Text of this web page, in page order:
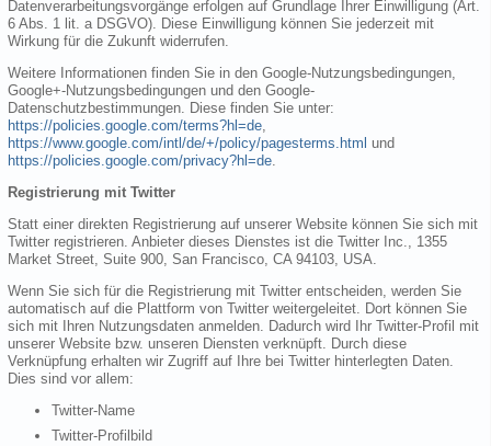
Datenverarbeitungsvorgänge erfolgen auf Grundlage Ihrer Einwilligung (Art.
6 Abs. 1 lit. a DSGVO). Diese Einwilligung können Sie jederzeit mit
Wirkung für die Zukunft widerrufen.
Weitere Informationen finden Sie in den Google-Nutzungsbedingungen,
Google+-Nutzungsbedingungen und den Google-
Datenschutzbestimmungen. Diese finden Sie unter:
https://policies.google.com/terms?hl=de,
https://www.google.com/intl/de/+/policy/pagesterms.html und
https://policies.google.com/privacy?hl=de.
Registrierung mit Twitter
Statt einer direkten Registrierung auf unserer Website können Sie sich mit
Twitter registrieren. Anbieter dieses Dienstes ist die Twitter Inc., 1355
Market Street, Suite 900, San Francisco, CA 94103, USA.
Wenn Sie sich für die Registrierung mit Twitter entscheiden, werden Sie
automatisch auf die Plattform von Twitter weitergeleitet. Dort können Sie
sich mit Ihren Nutzungsdaten anmelden. Dadurch wird Ihr Twitter-Profil mit
unserer Website bzw. unseren Diensten verknüpft. Durch diese
Verknüpfung erhalten wir Zugriff auf Ihre bei Twitter hinterlegten Daten.
Dies sind vor allem:
Twitter-Name
Twitter-Profilbild